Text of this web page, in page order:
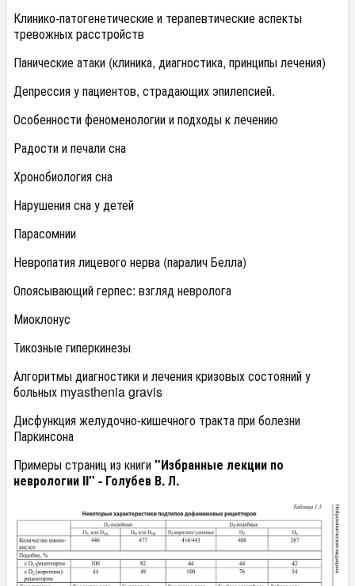
Клинико-патогенетические и терапевтические аспекты
тревожных расстройств
Панические атаки (клиника, диагностика, принципы лечения)
Депрессия у пациентов, страдающих эпилепсией.
Особенности феноменологии и подходы к лечению
Радости и печали сна
Хронобиология сна
Нарушения сна у детей
Парасомнии
Невропатия лицевого нерва (паралич Белла)
Опоясывающий герпес: взгляд невролога
Миоклонус
Тикозные гиперкинезы
Алгоритмы диагностики и лечения кризовых состояний у
больных myasthenia gravis
Дисфункция желудочно-кишечного тракта при болезни
Паркинсона
Примеры страниц из книги"Избранные лекции по
неврологии II" - Голубев В. Л.